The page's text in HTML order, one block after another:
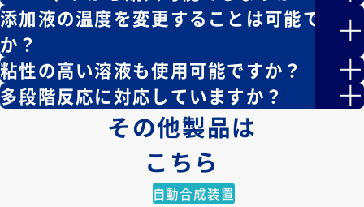
添加液の温度を変更することは可能です
か？
粘性の高い溶液も使用可能ですか？
多段階反応に対応していますか？
その他製品は
こちら
自動合成装置